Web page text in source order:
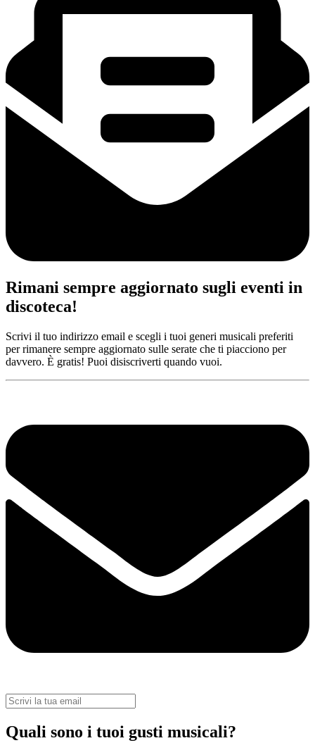
Rimani sempre aggiornato sugli eventi in
discoteca!
Scrivi il tuo indirizzo email e scegli i tuoi generi musicali preferiti
per rimanere sempre aggiornato sulle serate che ti piacciono per
davvero. È gratis! Puoi disiscriverti quando vuoi.
Quali sono i tuoi gusti musicali?